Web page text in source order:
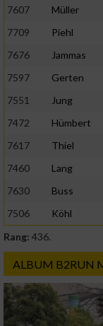
7607
Müller
7709
Piehl
7676
Jammas
7597
Gerten
7551
Jung
7472
Hümbert
7617
Thiel
7460
Lang
7630
Buss
7506
Köhl
Rang: 436.
ALBUM B2RUN
Verwendung
Messung der
Messung der
oder
verschiedenen
Entwicklung und
Verwendung
von Inhalten
IAB-Besonderheiten:
Verwendung